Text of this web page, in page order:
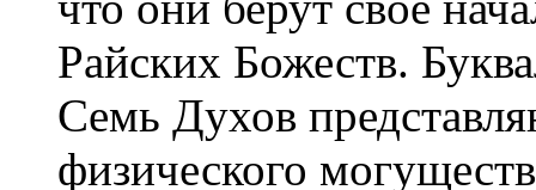
Райских Божеств.
Семь Духов
физического